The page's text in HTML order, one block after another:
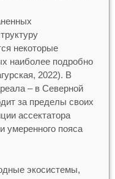
некоторые
наиболее подробно
2022). В
– в Северной
за пределы своих
ассектатора
умеренного пояса
экосистемы,